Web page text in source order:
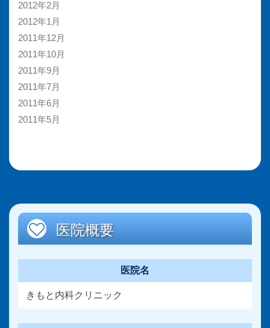
2012年2月
2012年1月
2011年12月
2011年10月
2011年9月
2011年7月
2011年6月
2011年5月
医院概要
医院名
きもと内科クリニック